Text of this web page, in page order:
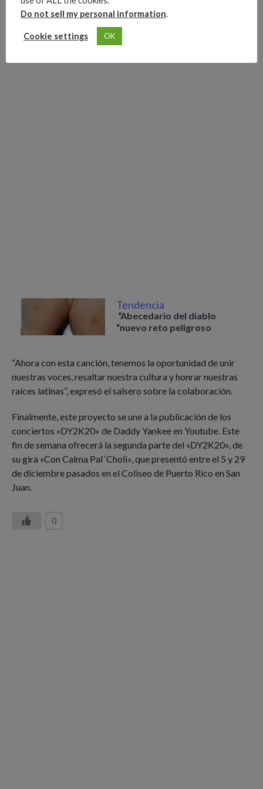
Advertisements
Tendencia
“Abecedario del diablo
“nuevo reto peligroso
“Ahora con esta canción, tenemos la oportunidad de unir
nuestras voces, resaltar nuestra cultura y honrar nuestras
raíces latinas”, expresó el salsero sobre la colaboración.
Finalmente, este proyecto se une a la publicación de los
conciertos «DY2K20» de Daddy Yankee en Youtube. Este
fin de semana ofrecerá la segunda parte del «DY2K20», de
su gira «Con Calma Pal ‘Choli», que presentó entre el 5 y 29
de diciembre pasados en el Coliseo de Puerto Rico en San
Juan.
0
Do not sell my personal information.
Cookie settings OK